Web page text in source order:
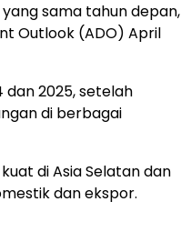
sama tahun depan,
Outlook (ADO) April
2025, setelah
di berbagai
di Asia Selatan dan
dan ekspor.